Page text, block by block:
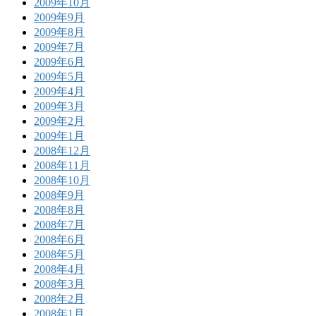
2009年10月
2009年9月
2009年8月
2009年7月
2009年6月
2009年5月
2009年4月
2009年3月
2009年2月
2009年1月
2008年12月
2008年11月
2008年10月
2008年9月
2008年8月
2008年7月
2008年6月
2008年5月
2008年4月
2008年3月
2008年2月
2008年1月